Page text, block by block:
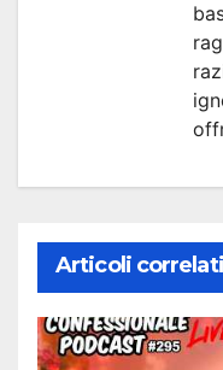
Articoli correlati